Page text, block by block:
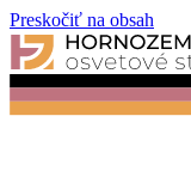
Preskočiť na obsah